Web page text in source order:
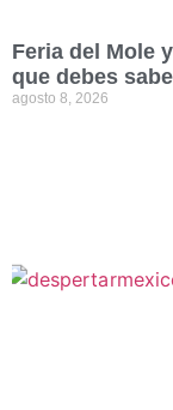
Feria del Mole
que debes
agosto 8, 2026